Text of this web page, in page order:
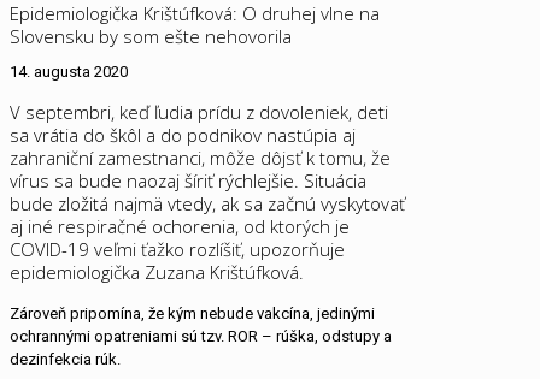
Epidemiologička Krištúfková: O druhej vlne na
Slovensku by som ešte nehovorila
14. augusta 2020
V septembri, keď ľudia prídu z dovoleniek, deti
sa vrátia do škôl a do podnikov nastúpia aj
zahraniční zamestnanci, môže dôjsť k tomu, že
vírus sa bude naozaj šíriť rýchlejšie. Situácia
bude zložitá najmä vtedy, ak sa začnú vyskytovať
aj iné respiračné ochorenia, od ktorých je
COVID-19 veľmi ťažko rozlíšiť, upozorňuje
epidemiologička Zuzana Krištúfková.
Zároveň pripomína, že kým nebude vakcína, jedinými
ochrannými opatreniami sú tzv. ROR – rúška, odstupy a
dezinfekcia rúk.